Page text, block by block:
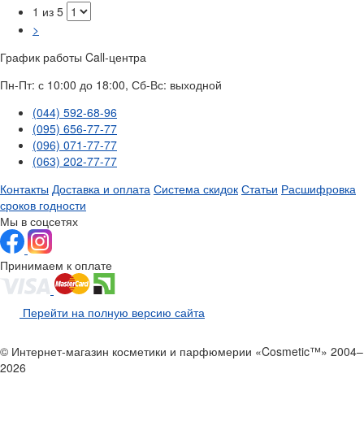
1 из 5
>
График работы Call-центра
Пн-Пт: с 10:00 до 18:00, Сб-Вс: выходной
(044) 592-68-96
(095) 656-77-77
(096) 071-77-77
(063) 202-77-77
Контакты Доставка и оплата Система скидок Статьи Расшифровка
сроков годности
Мы в соцсетях
Принимаем к оплате
Перейти на полную версию сайта
© Интернет-магазин косметики и парфюмерии «Cosmetic™» 2004–
2026